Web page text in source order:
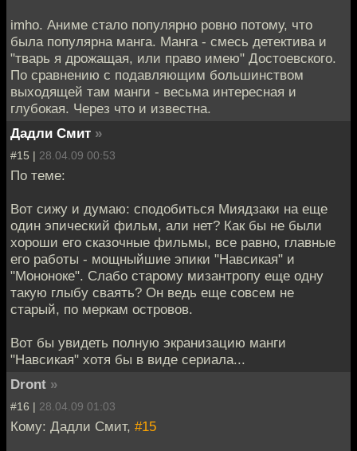
imho. Аниме стало популярно ровно потому, что
была популярна манга. Манга - смесь детектива и
"тварь я дрожащая, или право имею" Достоевского.
По сравнению с подавляющим большинством
выходящей там манги - весьма интересная и
глубокая. Через что и известна.
Дадли Смит »
#15 | 28.04.09 00:53
По теме:
Вот сижу и думаю: сподобиться Миядзаки на еще
один эпический фильм, али нет? Как бы не были
хороши его сказочные фильмы, все равно, главные
его работы - мощныйшие эпики "Навсикая" и
"Мононоке". Слабо старому мизантропу еще одну
такую глыбу сваять? Он ведь еще совсем не
старый, по меркам островов.
Вот бы увидеть полную экранизацию манги
"Навсикая" хотя бы в виде сериала...
Dront »
#16 | 28.04.09 01:03
Кому: Дадли Смит, #15